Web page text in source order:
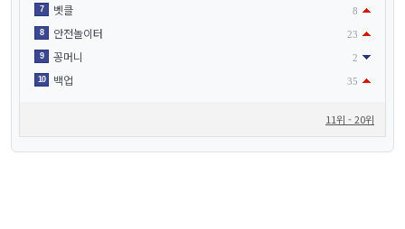
7 벳클 8
8 안전놀이터 23
9 꽁머니 2
10 백업 35
11위 - 20위